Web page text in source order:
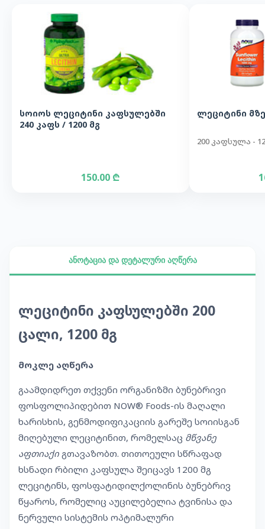
სოიოს ლეციტინი კაფსულებში
240 კაფს / 1200 მგ
150.00 ₾
ლეციტინი
200 კაფსულა -
ანოტაცია და დეტალური აღწერა
ლეციტინი კაფსულებში 200
ცალი, 1200 მგ
მოკლე აღწერა
გაამდიდრეთ თქვენი ორგანიზმი ბუნებრივი
ფოსფოლიპიდებით NOW® Foods-ის მაღალი
ხარისხის, გენმოდიფიკაციის გარეშე სოიისგან
მიღებული ლეციტინით, რომელსაც მწვანე
აფთიაქი გთავაზობთ. თითოეული სწრაფად
ხსნადი რბილი კაფსულა შეიცავს 1200 მგ
ლეციტინს, ფოსფატიდილქოლინის ბუნებრივ
წყაროს, რომელიც აუცილებელია ტვინისა და
ნერვული სისტემის ოპტიმალური